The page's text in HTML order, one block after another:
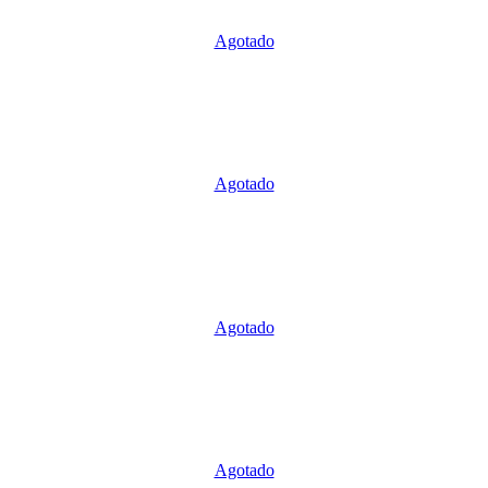
Agotado
Agotado
Agotado
Agotado